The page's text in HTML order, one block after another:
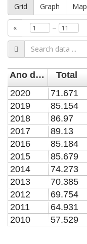
Grid Graph Map
« –
Ano de inscripcion Total
2020
71.671
2019
85.154
2018
86.97
2017
89.13
2016
85.184
2015
85.679
2014
74.273
2013
70.385
2012
69.754
2011
64.931
2010
57.529